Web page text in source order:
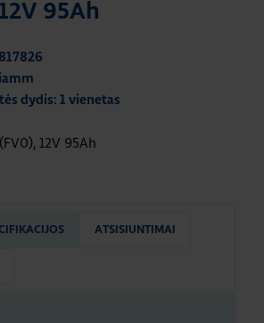
95Ah
dydis: 1 vienetas
12V 95Ah
ATSISIUNTIMAI